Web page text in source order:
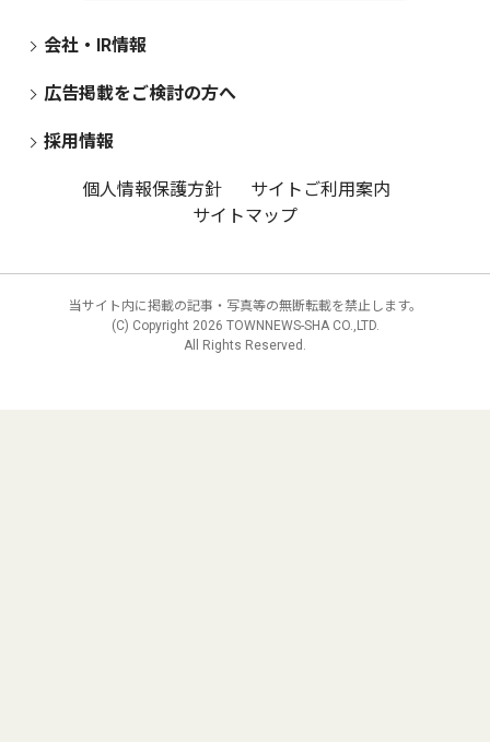
会社・IR情報
広告掲載をご検討の方へ
採用情報
個人情報保護方針
サイトご利用案内
サイトマップ
当サイト内に掲載の記事・写真等の無断転載を禁止します。
(C) Copyright 2026 TOWNNEWS-SHA CO.,LTD.
All Rights Reserved.